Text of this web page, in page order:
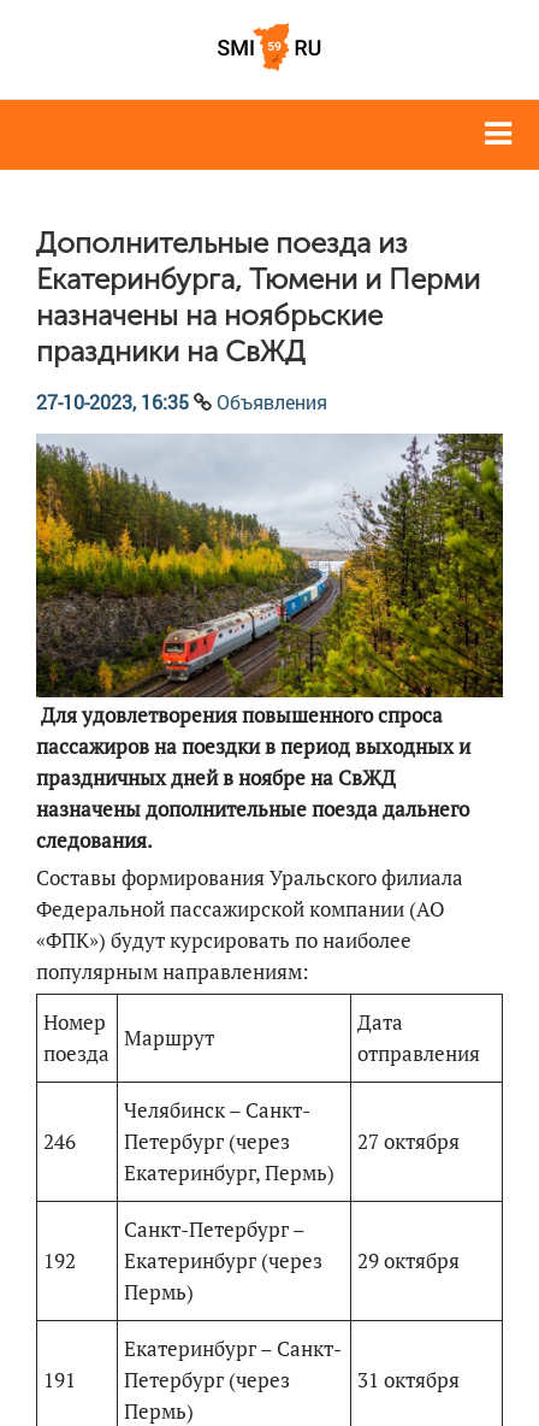
Дополнительные поезда из
Екатеринбурга, Тюмени и Перми
назначены на ноябрьские
праздники на СвЖД
27-10-2023, 16:35 Объявления
Для удовлетворения повышенного спроса
пассажиров на поездки в период выходных и
праздничных дней в ноябре на СвЖД
назначены дополнительные поезда дальнего
следования.
Составы формирования Уральского филиала
Федеральной пассажирской компании (АО
«ФПК») будут курсировать по наиболее
популярным направлениям:
Номер
поезда
Маршрут
Дата
отправления
246
Челябинск – Санкт-
Петербург (через
Екатеринбург, Пермь)
27 октября
192
Санкт-Петербург –
Екатеринбург (через
Пермь)
29 октября
191
Екатеринбург – Санкт-
Петербург (через
Пермь)
31 октября